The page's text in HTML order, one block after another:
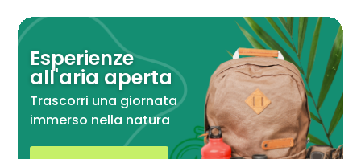
Esperienze
all'aria aperta
Trascorri una giornata
immerso nella natura